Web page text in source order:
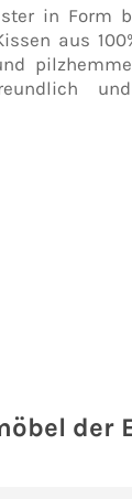
in Form
aus
der